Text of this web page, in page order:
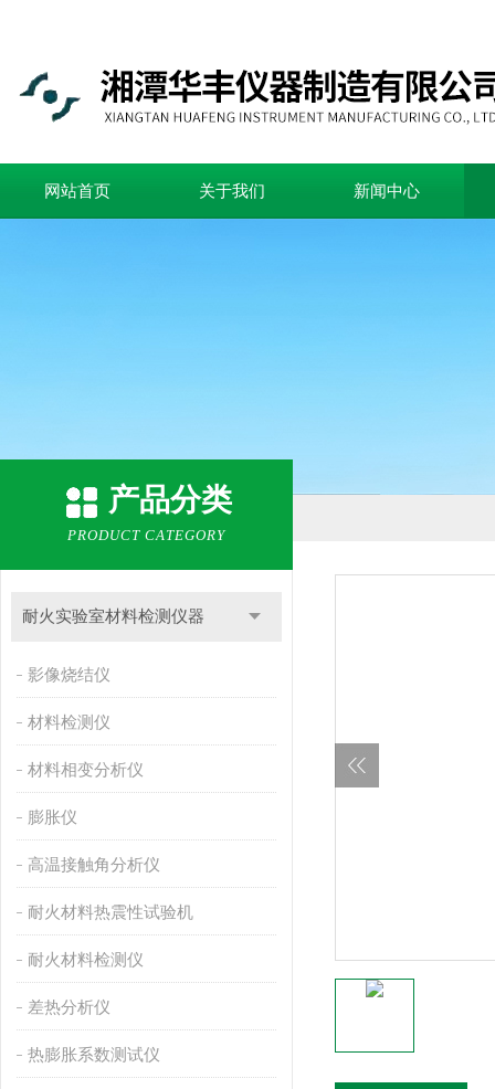
网站首页 关于我们 新闻中心
产品分类
PRODUCT CATEGORY
耐火实验室材料检测仪器
影像烧结仪
材料检测仪
材料相变分析仪
膨胀仪
高温接触角分析仪
耐火材料热震性试验机
耐火材料检测仪
差热分析仪
热膨胀系数测试仪